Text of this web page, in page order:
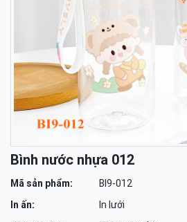
Bình nước nhựa 012
Mã sản phẩm:
BI9-012
In ấn:
In lưới